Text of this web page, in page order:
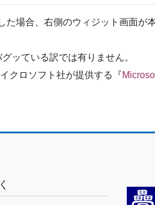
場合、右側のウィジット画面が
ッている訳では有りません。
クロソフト社が提供する『